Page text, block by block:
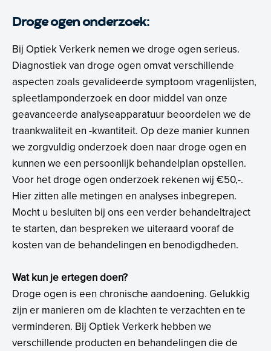
Droge ogen onderzoek:
Bij Optiek Verkerk nemen we droge ogen serieus.
Diagnostiek van droge ogen omvat verschillende
aspecten zoals gevalideerde symptoom vragenlijsten,
spleetlamponderzoek en door middel van onze
geavanceerde analyseapparatuur beoordelen we de
traankwaliteit en -kwantiteit. Op deze manier kunnen
we zorgvuldig onderzoek doen naar droge ogen en
kunnen we een persoonlijk behandelplan opstellen.
Voor het droge ogen onderzoek rekenen wij €50,-.
Hier zitten alle metingen en analyses inbegrepen.
Mocht u besluiten bij ons een verder behandeltraject
te starten, dan bespreken we uiteraard vooraf de
kosten van de behandelingen en benodigdheden.
Wat kun je ertegen doen?
Droge ogen is een chronische aandoening. Gelukkig
zijn er manieren om de klachten te verzachten en te
verminderen. Bij Optiek Verkerk hebben we
verschillende producten en behandelingen die de